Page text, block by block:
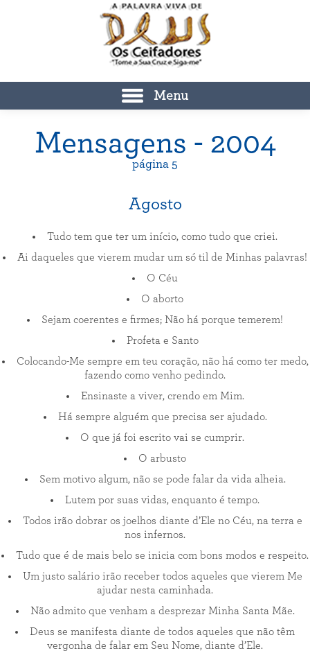
Menu
Mensagens - 2004
página 5
Agosto
Tudo tem que ter um início, como tudo que criei.
Ai daqueles que vierem mudar um só til de Minhas palavras!
O Céu
O aborto
Sejam coerentes e firmes; Não há porque temerem!
Profeta e Santo
Colocando-Me sempre em teu coração, não há como ter medo,
fazendo como venho pedindo.
Ensinaste a viver, crendo em Mim.
Há sempre alguém que precisa ser ajudado.
O que já foi escrito vai se cumprir.
O arbusto
Sem motivo algum, não se pode falar da vida alheia.
Lutem por suas vidas, enquanto é tempo.
Todos irão dobrar os joelhos diante d’Ele no Céu, na terra e
nos infernos.
Tudo que é de mais belo se inicia com bons modos e respeito.
Um justo salário irão receber todos aqueles que vierem Me
ajudar nesta caminhada.
Não admito que venham a desprezar Minha Santa Mãe.
Deus se manifesta diante de todos aqueles que não têm
vergonha de falar em Seu Nome, diante d’Ele.